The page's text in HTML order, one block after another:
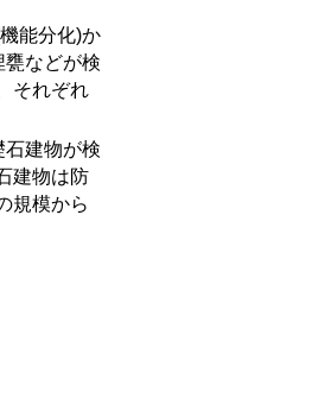
能分化)か
などが検
それぞれ
建物が検
建物は防
規模から